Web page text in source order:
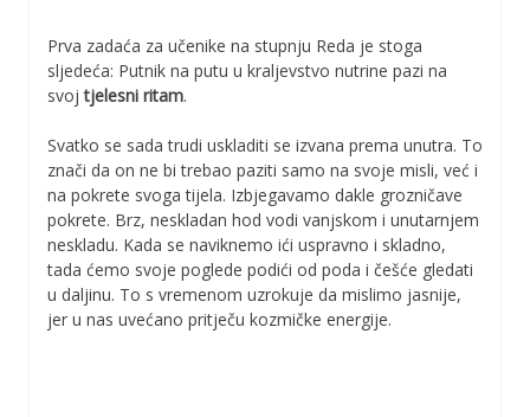
Prva zadaća za učenike na stupnju Reda je stoga
sljedeća: Putnik na putu u kraljevstvo nutrine pazi na
svojtjelesni ritam.
Svatko se sada trudi uskladiti se izvana prema unutra. To
znači da on ne bi trebao paziti samo na svoje misli, već i
na pokrete svoga tijela. Izbjegavamo dakle grozničave
pokrete. Brz, neskladan hod vodi vanjskom i unutarnjem
neskladu. Kada se naviknemo ići uspravno i skladno,
tada ćemo svoje poglede podići od poda i češće gledati
u daljinu. To s vremenom uzrokuje da mislimo jasnije,
jer u nas uvećano pritječu kozmičke energije.